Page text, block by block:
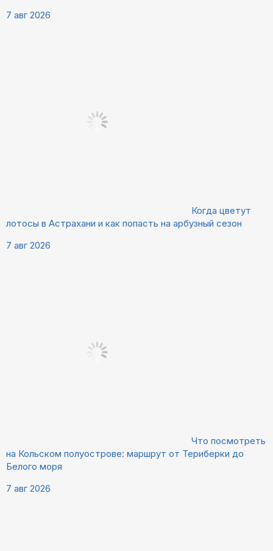
7 авг 2026
Когда цветут
лотосы в Астрахани и как попасть на арбузный сезон
7 авг 2026
Что посмотреть
на Кольском полуострове: маршрут от Териберки до
Белого моря
7 авг 2026